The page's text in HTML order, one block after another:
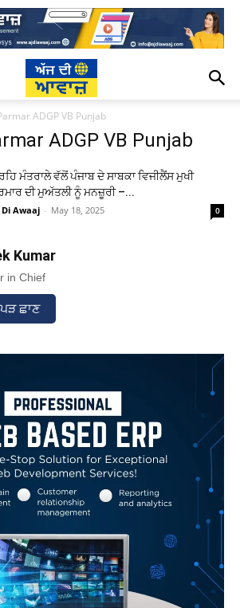
ADGP VB Punjab
ADGP VB Punjab
ਮੰਤਰਾਲੇ ਵੱਲੋਂ ਪੰਜਾਬ ਦੇ ਸਾਬਕਾ ਵਿਜੀਲੈਂਸ ਮੁਖੀ
ਦੀ ਮੁਅੱਤਲੀ ਨੂੰ ਮਨਜ਼ੂਰੀ –...
Awaaj - May 18, 2025 0
Kumar
in Chief
ਛਾਣ